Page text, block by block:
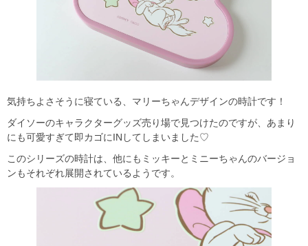
気持ちよさそうに寝ている、マリーちゃんデザインの時計です！
ダイソーのキャラクターグッズ売り場で見つけたのですが、あまり
にも可愛すぎて即カゴにINしてしまいました♡
このシリーズの時計は、他にもミッキーとミニーちゃんのバージョ
ンもそれぞれ展開されているようです。